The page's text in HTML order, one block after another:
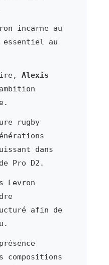
incarne au
au
Alexis
rugby
dans
Pro D2.
Levron
afin de
compositions